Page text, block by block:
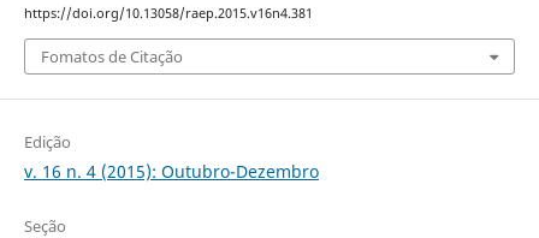
https://doi.org/10.13058/raep.2015.v16n4.381
Fomatos de Citação
Edição
v. 16 n. 4 (2015): Outubro-Dezembro
Seção